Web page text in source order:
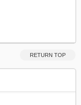
RETURN TOP